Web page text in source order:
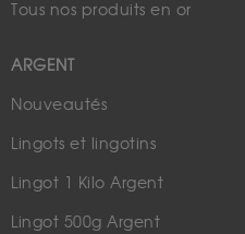
Tous nos produits en or
ARGENT
Nouveautés
Lingots et lingotins
Lingot 1 Kilo Argent
Lingot 500g Argent